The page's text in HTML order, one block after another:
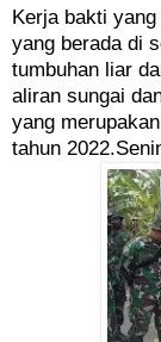
Kerja bakti
yang berada di
tumbuhan liar
aliran sungai
yang
tahun